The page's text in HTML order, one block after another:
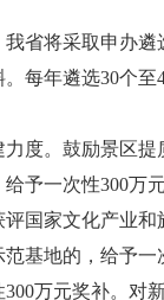
将采取申办遴
每年遴选30个
。鼓励景区提
予一次性300万
国家文化产业
基地的，给予
万元奖补。对